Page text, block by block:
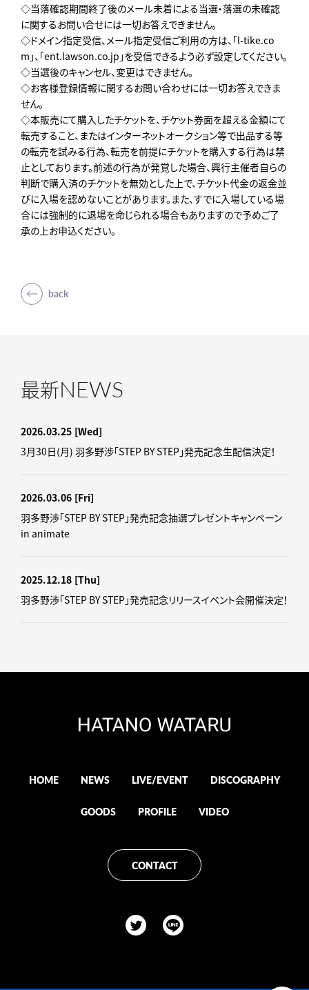
◇当落確認期間終了後のメール未着による当選・落選の未確認
に関するお問い合せには一切お答えできません。
◇ドメイン指定受信、メール指定受信ご利用の方は、｢l-tike.co
m｣、｢ent.lawson.co.jp｣を受信できるよう必ず設定してください。
◇当選後のキャンセル、変更はできません。
◇お客様登録情報に関するお問い合わせには一切お答えできま
せん。
◇本販売にて購入したチケットを、チケット券面を超える金額にて
転売すること、またはインターネットオークション等で出品する等
の転売を試みる行為、転売を前提にチケットを購入する行為は禁
止としております。前述の行為が発覚した場合、興行主催者自らの
判断で購入済のチケットを無効とした上で、チケット代金の返金並
びに入場を認めないことがあります。また、すでに入場している場
合には強制的に退場を命じられる場合もありますので予めご了
承の上お申込ください。
back
最新NEWS
2026.03.25 [Wed]
3月30日(月) 羽多野渉「STEP BY STEP」発売記念生配信決定！
2026.03.06 [Fri]
羽多野渉「STEP BY STEP」発売記念抽選プレゼントキャンペーン
in animate
2025.12.18 [Thu]
羽多野渉「STEP BY STEP」発売記念リリースイベント会開催決定！
HOME NEWS LIVE/EVENT DISCOGRAPHY
GOODS PROFILE VIDEO
CONTACT